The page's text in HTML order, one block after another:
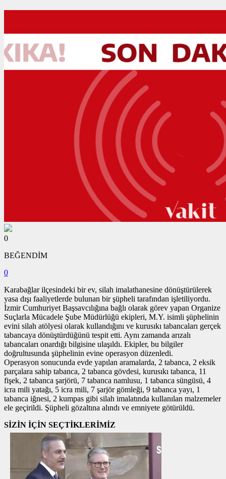
0
BEĞENDİM
0
Karabağlar ilçesindeki bir ev, silah imalathanesine dönüştürülerek
yasa dışı faaliyetlerde bulunan bir şüpheli tarafından işletiliyordu.
İzmir Cumhuriyet Başsavcılığına bağlı olarak görev yapan Organize
Suçlarla Mücadele Şube Müdürlüğü ekipleri, M.Y. isimli şüphelinin
evini silah atölyesi olarak kullandığını ve kurusıkı tabancaları gerçek
tabancaya dönüştürdüğünü tespit etti. Aynı zamanda arızalı
tabancaları onardığı bilgisine ulaşıldı. Ekipler, bu bilgiler
doğrultusunda şüphelinin evine operasyon düzenledi.
Operasyon sonucunda evde yapılan aramalarda, 2 tabanca, 2 eksik
parçalara sahip tabanca, 2 tabanca gövdesi, kurusıkı tabanca, 11
fişek, 2 tabanca şarjörü, 7 tabanca namlusu, 1 tabanca süngüsü, 4
icra mili yatağı, 5 icra mili, 7 şarjör gömleği, 9 tabanca yayı, 1
tabanca iğnesi, 2 kumpas gibi silah imalatında kullanılan malzemeler
ele geçirildi. Şüpheli gözaltına alındı ve emniyete götürüldü.
SİZİN İÇİN SEÇTİKLERİMİZ